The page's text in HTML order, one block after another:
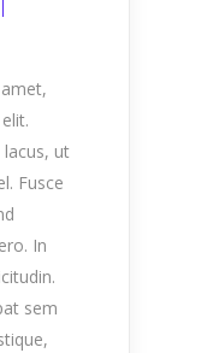
ut
Fusce
In
sem